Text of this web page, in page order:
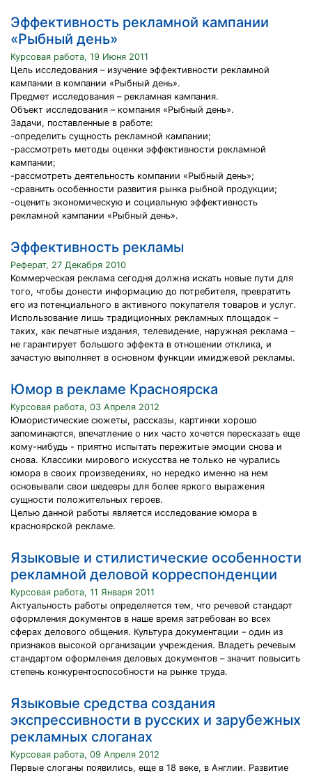
Эффективность рекламной кампании
«Рыбный день»
Курсовая работа, 19 Июня 2011
Цель исследования – изучение эффективности рекламной
кампании в компании «Рыбный день».
Предмет исследования – рекламная кампания.
Объект исследования – компания «Рыбный день».
Задачи, поставленные в работе:
-определить сущность рекламной кампании;
-рассмотреть методы оценки эффективности рекламной
кампании;
-рассмотреть деятельность компании «Рыбный день»;
-сравнить особенности развития рынка рыбной продукции;
-оценить экономическую и социальную эффективность
рекламной кампании «Рыбный день».
Эффективность рекламы
Реферат, 27 Декабря 2010
Коммерческая реклама сегодня должна искать новые пути для
того, чтобы донести информацию до потребителя, превратить
его из потенциального в активного покупателя товаров и услуг.
Использование лишь традиционных рекламных площадок –
таких, как печатные издания, телевидение, наружная реклама –
не гарантирует большого эффекта в отношении отклика, и
зачастую выполняет в основном функции имиджевой рекламы.
Юмор в рекламе Красноярска
Курсовая работа, 03 Апреля 2012
Юмористические сюжеты, рассказы, картинки хорошо
запоминаются, впечатление о них часто хочется пересказать еще
кому-нибудь - приятно испытать пережитые эмоции снова и
снова. Классики мирового искусства не только не чурались
юмора в своих произведениях, но нередко именно на нем
основывали свои шедевры для более яркого выражения
сущности положительных героев.
Целью данной работы является исследование юмора в
красноярской рекламе.
Языковые и стилистические особенности
рекламной деловой корреспонденции
Курсовая работа, 11 Января 2011
Актуальность работы определяется тем, что речевой стандарт
оформления документов в наше время затребован во всех
сферах делового общения. Культура документации – один из
признаков высокой организации учреждения. Владеть речевым
стандартом оформления деловых документов – значит повысить
степень конкурентоспособности на рынке труда.
Языковые средства создания
экспрессивности в русских и зарубежных
рекламных слоганах
Курсовая работа, 09 Апреля 2012
Первые слоганы появились, еще в 18 веке, в Англии. Развитие